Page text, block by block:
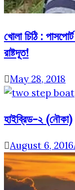
খোলা চিঠি :
রাষ্টদূত!
May 28, 2018
হাইব্রিড-২ (নৌকা)
August 6, 2016